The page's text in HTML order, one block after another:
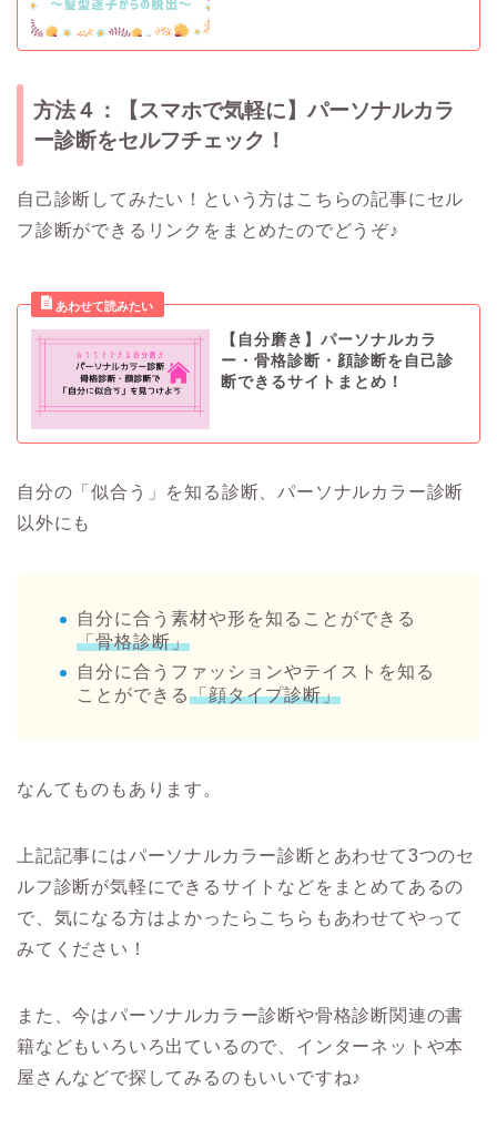
方法４：【スマホで気軽に】パーソナルカラ
ー診断をセルフチェック！
自己診断してみたい！という方はこちらの記事にセル
フ診断ができるリンクをまとめたのでどうぞ♪
【自分磨き】パーソナルカラ
ー・骨格診断・顔診断を自己診
断できるサイトまとめ！
自分の「似合う」を知る診断、パーソナルカラー診断
以外にも
自分に合う素材や形を知ることができる
「骨格診断」
自分に合うファッションやテイストを知る
ことができる「顔タイプ診断」
なんてものもあります。
上記記事にはパーソナルカラー診断とあわせて3つのセ
ルフ診断が気軽にできるサイトなどをまとめてあるの
で、気になる方はよかったらこちらもあわせてやって
みてください！
また、今はパーソナルカラー診断や骨格診断関連の書
籍などもいろいろ出ているので、インターネットや本
屋さんなどで探してみるのもいいですね♪